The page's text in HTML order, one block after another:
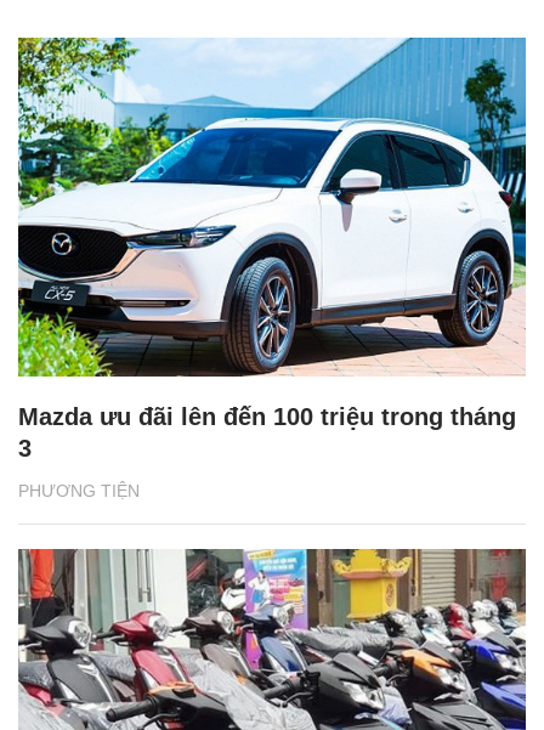
PHƯƠNG TIỆN
Mazda ưu đãi lên đến 100 triệu trong tháng
3